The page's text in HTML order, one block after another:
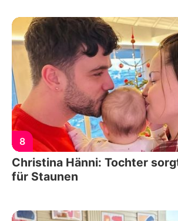
8
Christina Hänni: Tochter
für Staunen